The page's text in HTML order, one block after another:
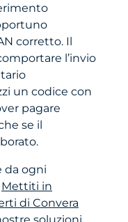
corretto. Il
l’invio
un codice con
pagare
se il
da ogni
Mettiti in
di Convera